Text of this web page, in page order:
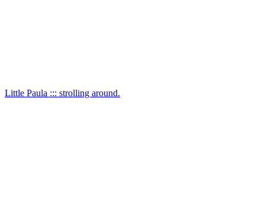
Little Paula ::: strolling around.